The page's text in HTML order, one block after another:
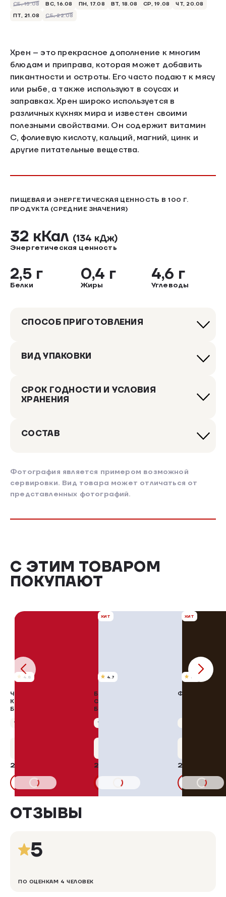
СБ, 15.08
ВС, 16.08 ПН, 17.08 ВТ, 18.08 СР, 19.08
ЧТ, 20.08
ПТ, 21.08
СБ, 22.08
Хрен – это прекрасное дополнение к многим
блюдам и приправа, которая может добавить
пикантности и остроты. Его часто подают к мясу
или рыбе, а также используют в соусах и
заправках. Хрен широко используется в
различных кухнях мира и известен своими
полезными свойствами. Он содержит витамин
С, фолиевую кислоту, кальций, магний, цинк и
другие питательные вещества.
ПИЩЕВАЯ И ЭНЕРГЕТИЧЕСКАЯ ЦЕННОСТЬ В 100 Г.
ПРОДУКТА (СРЕДНИЕ ЗНАЧЕНИЯ)
32 кКал (134 кДж)
Энергетическая ценность
2,5 г
Белки
0,4 г
Жиры
4,6 г
Углеводы
СПОСОБ ПРИГОТОВЛЕНИЯ
ВИД УПАКОВКИ
СРОК ГОДНОСТИ И УСЛОВИЯ
ХРАНЕНИЯ
СОСТАВ
Фотография является примером возможной
сервировки. Вид товара может отличаться от
представленных фотографий.
С ЭТИМ ТОВАРОМ
ПОКУПАЮТ
4.8
ЧЕТВЕРТИНА ЗАДНЯЯ С
КОЖЕЙ ЦЫПЛЯТ-
БРОЙЛЕРОВ
Упаковка 700 г
205,10 ₽
В КОРЗИНУ
ХИТ
4.7
БЕДРО С ЧАСТЬЮ
СПИНКИ ЦЫПЛЯТ-
БРОЙЛЕРОВ
ОХЛАЖДЕННОЕ
Упаковка 750 г
206,25 ₽
В КОРЗИНУ
ХИТ
4.9
ФАРШ
251,98 ₽
В КОРЗИНУ
ОТЗЫВЫ
5
ПО ОЦЕНКАМ 4 ЧЕЛОВЕК